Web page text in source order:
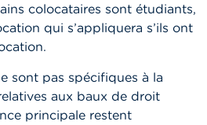
colocataires sont étudiants,
qui s’appliquera s’ils ont
sont pas spécifiques à la
aux baux de droit
principale restent